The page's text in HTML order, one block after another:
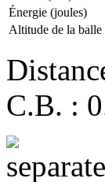
Énergie (joules)
Altitude de la balle
C.B. :